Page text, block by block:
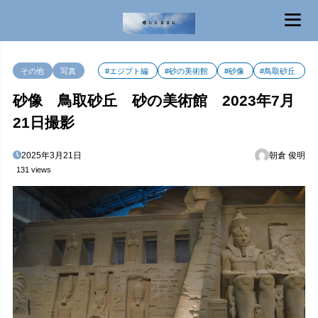
その他 写真 #エジプト編 #砂の美術館 #砂像 #鳥取砂丘
砂像 鳥取砂丘 砂の美術館 2023年7月
21日撮影
2025年3月21日 朝倉 俊明
131 views